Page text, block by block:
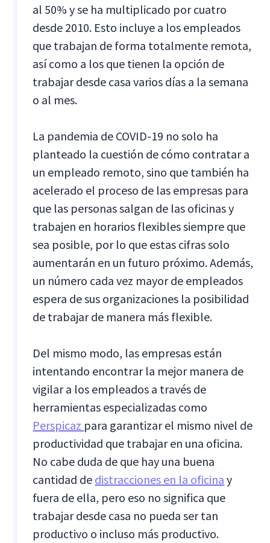
al 50% y se ha multiplicado por cuatro
desde 2010. Esto incluye a los empleados
que trabajan de forma totalmente remota,
así como a los que tienen la opción de
trabajar desde casa varios días a la semana
o al mes.
La pandemia de COVID-19 no solo ha
planteado la cuestión de cómo contratar a
un empleado remoto, sino que también ha
acelerado el proceso de las empresas para
que las personas salgan de las oficinas y
trabajen en horarios flexibles siempre que
sea posible, por lo que estas cifras solo
aumentarán en un futuro próximo. Además,
un número cada vez mayor de empleados
espera de sus organizaciones la posibilidad
de trabajar de manera más flexible.
Del mismo modo, las empresas están
intentando encontrar la mejor manera de
vigilar a los empleados a través de
herramientas especializadas como
Perspicaz para garantizar el mismo nivel de
productividad que trabajar en una oficina.
No cabe duda de que hay una buena
cantidad de distracciones en la oficina y
fuera de ella, pero eso no significa que
trabajar desde casa no pueda ser tan
productivo o incluso más productivo.